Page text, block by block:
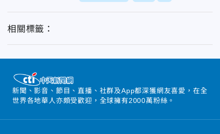
相關標籤：
新聞、影音、節目、直播、社群及App都深獲網友喜愛，在全
世界各地華人亦頗受歡迎，全球擁有2000萬粉絲。